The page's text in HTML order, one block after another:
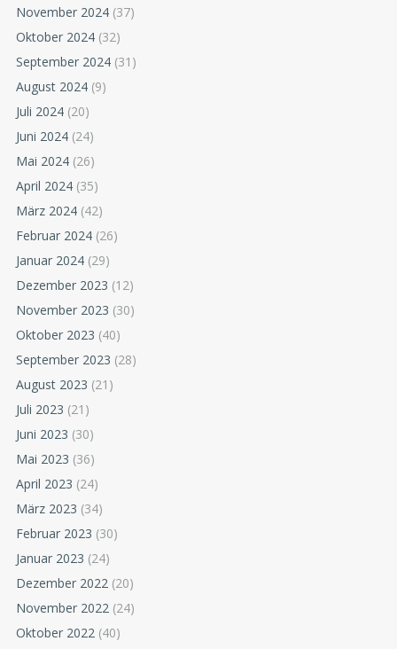
November 2024 (37)
Oktober 2024 (32)
September 2024 (31)
August 2024 (9)
Juli 2024 (20)
Juni 2024 (24)
Mai 2024 (26)
April 2024 (35)
März 2024 (42)
Februar 2024 (26)
Januar 2024 (29)
Dezember 2023 (12)
November 2023 (30)
Oktober 2023 (40)
September 2023 (28)
August 2023 (21)
Juli 2023 (21)
Juni 2023 (30)
Mai 2023 (36)
April 2023 (24)
März 2023 (34)
Februar 2023 (30)
Januar 2023 (24)
Dezember 2022 (20)
November 2022 (24)
Oktober 2022 (40)